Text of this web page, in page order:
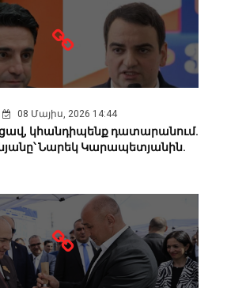
08 Մայիս, 2026 14:44
կհանդիպենք դատարանում.
Նարեկ Կարապետյանին.